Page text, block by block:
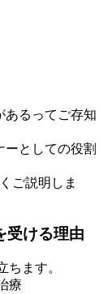
あるってご存知
ーとしての役割
ご説明しま